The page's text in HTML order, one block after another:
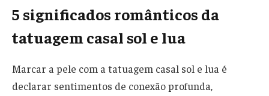
5 significados românticos da
tatuagem casal sol e lua
Marcar a pele com a tatuagem casal sol e lua é
declarar sentimentos de conexão profunda,